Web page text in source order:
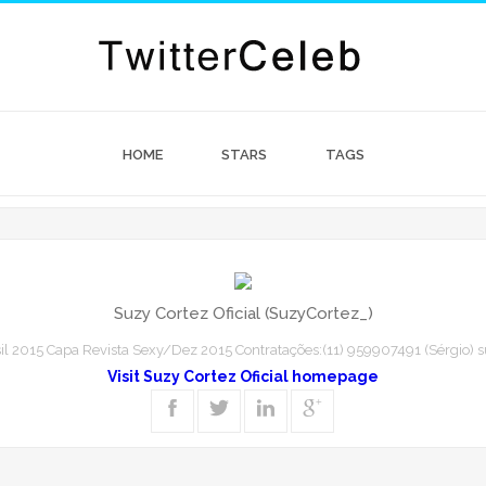
HOME STARS TAGS
Suzy Cortez Oficial (SuzyCortez_)
2015 Capa Revista Sexy/Dez 2015 Contratações:(11) 959907491
Visit Suzy Cortez Oficial homepage